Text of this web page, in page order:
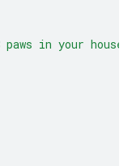
in your